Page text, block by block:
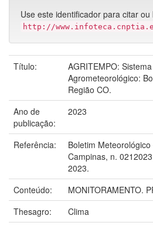
Use este identificador para citar
http://
Título:
AGRITEMPO:
Agrometeorológico:
Região CO.
Ano de
publicação:
2023
Referência:
Boletim
Campinas, n.
2023.
Conteúdo:
MONITORAMENTO.
Thesagro:
Clima